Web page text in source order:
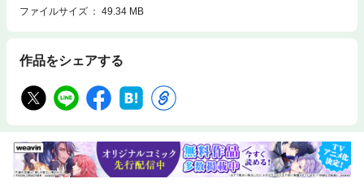
ファイルサイズ
49.34 MB
作品をシェアする